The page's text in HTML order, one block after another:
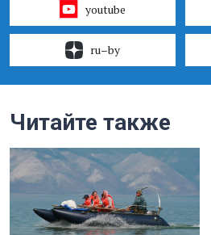
youtube
ru–by
Читайте также